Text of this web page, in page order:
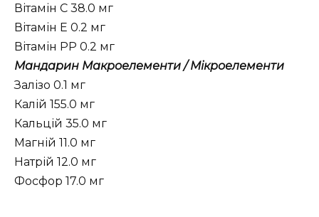
Вітамін C 38.0 мг
Вітамін Е 0.2 мг
Вітамін PP 0.2 мг
Мандарин Макроелементи / Мікроелементи
Залізо 0.1 мг
Калій 155.0 мг
Кальцій 35.0 мг
Магній 11.0 мг
Натрій 12.0 мг
Фосфор 17.0 мг